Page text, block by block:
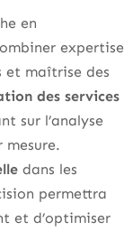
en
expertise
et maîtrise des
des services
sur l’analyse
mesure.
dans les
permettra
et d’optimiser